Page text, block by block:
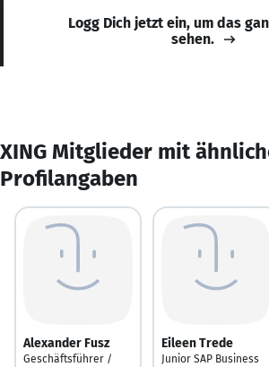
Logg Dich jetzt ein, um das
sehen.
XING Mitglieder mit
Profilangaben
Alexander Fusz
Geschäftsführer /
Eileen Trede
Junior SAP Business